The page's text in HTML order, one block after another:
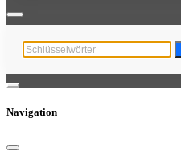
Navigation